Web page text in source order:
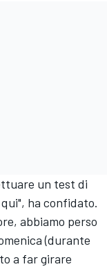
un test di
ha confidato.
abbiamo perso
(durante
a far girare